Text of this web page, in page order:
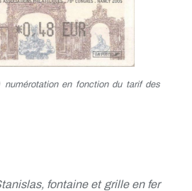
numérotation en fonction du tarif des
fontaine et grille en fer